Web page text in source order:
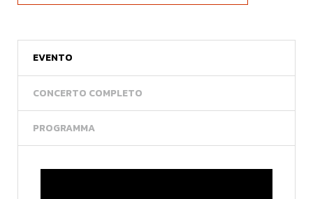
EVENTO
CONCERTO COMPLETO
PROGRAMMA